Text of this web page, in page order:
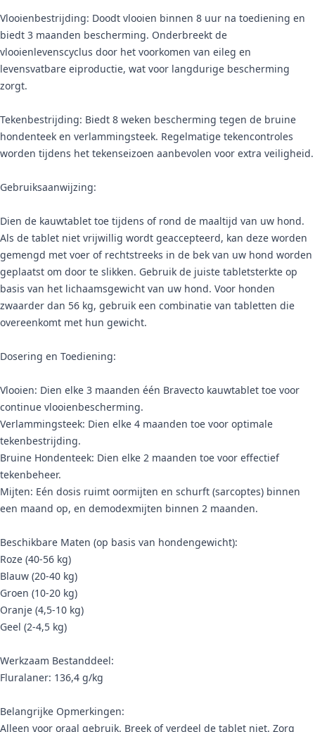
Vlooienbestrijding: Doodt vlooien binnen 8 uur na toediening en
biedt 3 maanden bescherming. Onderbreekt de
vlooienlevenscyclus door het voorkomen van eileg en
levensvatbare eiproductie, wat voor langdurige bescherming
zorgt.
Tekenbestrijding: Biedt 8 weken bescherming tegen de bruine
hondenteek en verlammingsteek. Regelmatige tekencontroles
worden tijdens het tekenseizoen aanbevolen voor extra veiligheid.
Gebruiksaanwijzing:
Dien de kauwtablet toe tijdens of rond de maaltijd van uw hond.
Als de tablet niet vrijwillig wordt geaccepteerd, kan deze worden
gemengd met voer of rechtstreeks in de bek van uw hond worden
geplaatst om door te slikken. Gebruik de juiste tabletsterkte op
basis van het lichaamsgewicht van uw hond. Voor honden
zwaarder dan 56 kg, gebruik een combinatie van tabletten die
overeenkomt met hun gewicht.
Dosering en Toediening:
Vlooien: Dien elke 3 maanden één Bravecto kauwtablet toe voor
continue vlooienbescherming.
Verlammingsteek: Dien elke 4 maanden toe voor optimale
tekenbestrijding.
Bruine Hondenteek: Dien elke 2 maanden toe voor effectief
tekenbeheer.
Mijten: Eén dosis ruimt oormijten en schurft (sarcoptes) binnen
een maand op, en demodexmijten binnen 2 maanden.
Beschikbare Maten (op basis van hondengewicht):
Roze (40-56 kg)
Blauw (20-40 kg)
Groen (10-20 kg)
Oranje (4,5-10 kg)
Geel (2-4,5 kg)
Werkzaam Bestanddeel:
Fluralaner: 136,4 g/kg
Belangrijke Opmerkingen:
Alleen voor oraal gebruik. Breek of verdeel de tablet niet. Zorg